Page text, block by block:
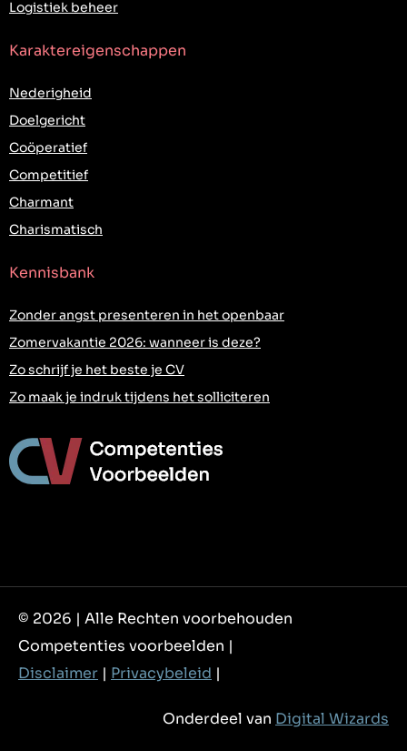
Logistiek beheer
Karaktereigenschappen
Nederigheid
Doelgericht
Coöperatief
Competitief
Charmant
Charismatisch
Kennisbank
Zonder angst presenteren in het openbaar
Zomervakantie 2026: wanneer is deze?
Zo schrijf je het beste je CV
Zo maak je indruk tijdens het solliciteren
© 2026 | Alle Rechten voorbehouden
Competenties voorbeelden |
Disclaimer | Privacybeleid |
Onderdeel van Digital Wizards